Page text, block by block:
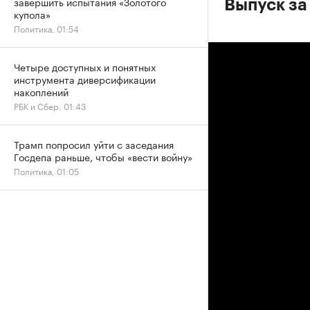
Выпуск
купола»
Политика, 01:54
Четыре доступных и понятных
инструмента диверсификации
накоплений
РБК и Сбер, 01:43
Трамп попросил уйти с заседания
Госдепа раньше, чтобы «вести войну»
Политика, 01:05